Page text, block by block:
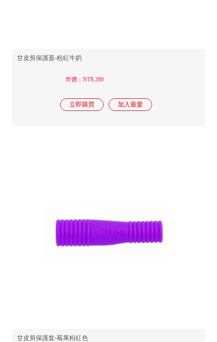
甘皮剪保護蓋-粉紅牛奶
市價：NT$.200
甘皮剪保護套-莓果粉紅色